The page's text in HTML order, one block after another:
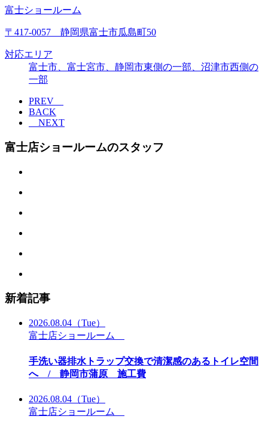
富士ショールーム
〒417-0057 静岡県富士市瓜島町50
対応エリア
富士市、富士宮市、静岡市東側の一部、沼津市西側の
一部
PREV
BACK
NEXT
富士店ショールームのスタッフ
新着記事
2026.08.04 （Tue）
富士店ショールーム
手洗い器排水トラップ交換で清潔感のあるトイレ空間
へ / 静岡市蒲原 施工費
2026.08.04 （Tue）
富士店ショールーム